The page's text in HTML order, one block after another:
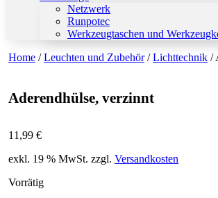
Netzwerk
Runpotec
Werkzeugtaschen und
Home /Leuchten und Zubehör/Lichttechnik /
Aderendhülse, verzinnt
11,99 €
exkl. 19 % MwSt. zzgl. Versandkosten
Vorrätig